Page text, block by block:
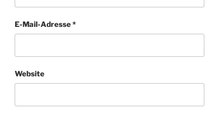
E-Mail-Adresse*
Website